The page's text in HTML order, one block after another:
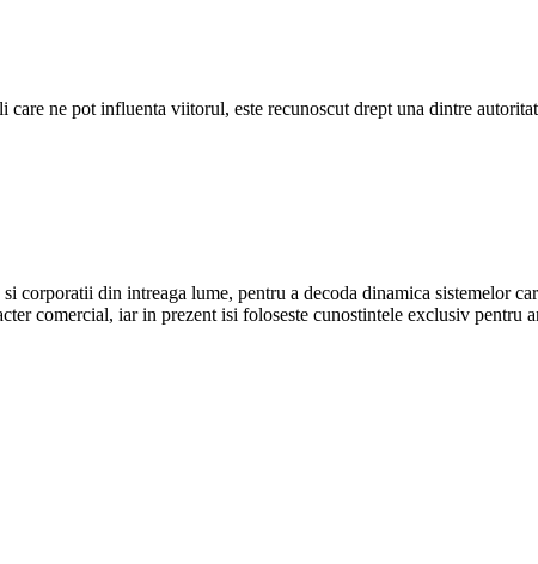
ne pot influenta viitorul, este recunoscut drept una dintre
din intreaga lume, pentru a decoda dinamica sistemelor
comercial, iar in prezent isi foloseste cunostintele exclusiv pentru